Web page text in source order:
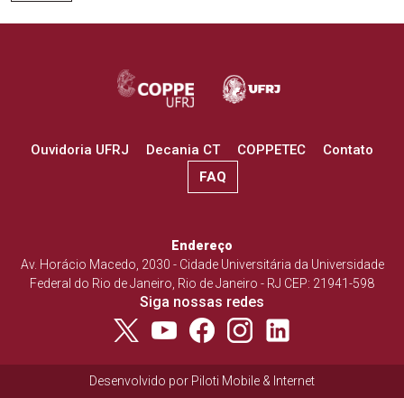
Ouvidoria UFRJ Decania CT COPPETEC
Contato
FAQ
Endereço
Av. Horácio Macedo, 2030 - Cidade Universitária da Universidade
Federal do Rio de Janeiro, Rio de Janeiro - RJ CEP: 21941-598
Siga nossas redes
Desenvolvido por Piloti Mobile & Internet